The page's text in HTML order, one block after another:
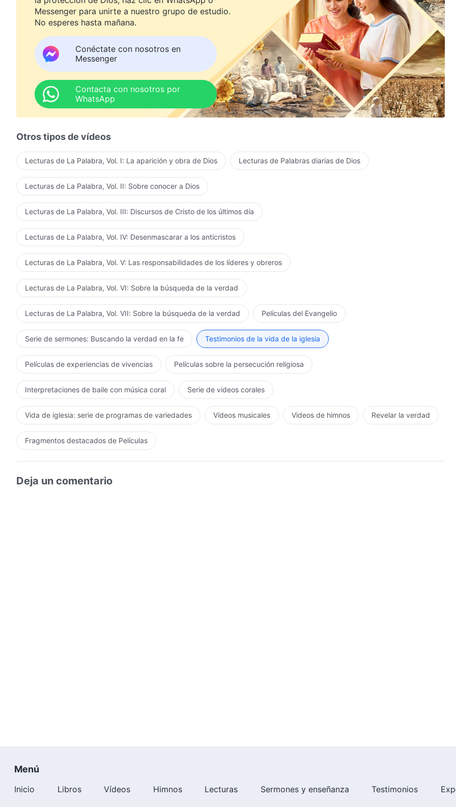
Messenger para unirte a nuestro grupo de estudio.
No esperes hasta mañana.
Conéctate con nosotros en
Messenger
Contacta con nosotros por
WhatsApp
Otros tipos de vídeos
Lecturas de La Palabra, Vol. I: La aparición y obra de Dios Lecturas de Palabras diarias de Dios
Lecturas de La Palabra, Vol. II: Sobre conocer a Dios
Lecturas de La Palabra, Vol. III: Discursos de Cristo de los últimos día
Lecturas de La Palabra, Vol. IV: Desenmascarar a los anticristos
Lecturas de La Palabra, Vol. V: Las responsabilidades de los líderes y obreros
Lecturas de La Palabra, Vol. VI: Sobre la búsqueda de la verdad
Lecturas de La Palabra, Vol. VII: Sobre la búsqueda de la verdad Películas del Evangelio
Serie de sermones: Buscando la verdad en la fe Testimonios de la vida de la iglesia
Películas de experiencias de vivencias Películas sobre la persecución religiosa
Interpretaciones de baile con música coral Serie de videos corales
Vida de iglesia: serie de programas de variedades Vídeos musicales Videos de himnos Revelar la verdad
Fragmentos destacados de Películas
Deja un comentario
Menú
Inicio Libros Vídeos Himnos Lecturas Sermones y enseñanza Testimonios